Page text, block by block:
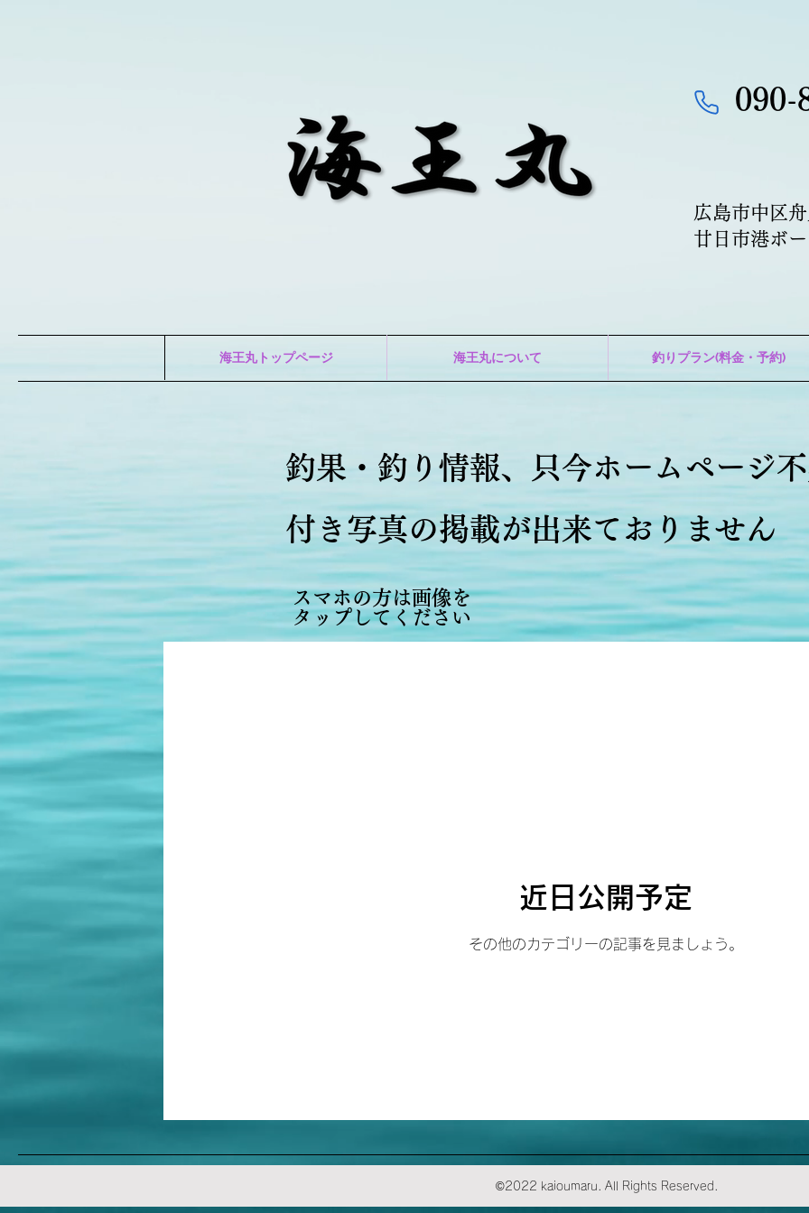
090-
広島市中区
廿日市港ボ
海王丸トップページ 海王丸について 釣りプラン(料金・予約)
釣果・釣り情報、只今ホームページ
付き写真の掲載が出来ておりません
近日公開予定
その他のカテゴリーの記事を見ましょう。
スマホの方は画像を
タップしてください
©2022 kaioumaru. All Rights Reserved.